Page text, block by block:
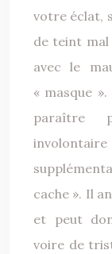
votre éclat,
de teint
avec le
« masque
paraître
cache ». Il
et peut
voire de